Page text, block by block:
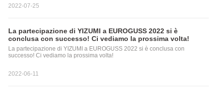
2022-07-25
La partecipazione di YIZUMI a EUROGUSS 2022 si è
conclusa con successo! Ci vediamo la prossima volta!
La partecipazione di YIZUMI a EUROGUSS 2022 si è conclusa con
successo! Ci vediamo la prossima volta!
2022-06-11